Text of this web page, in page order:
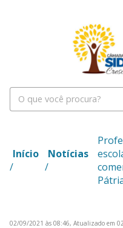
Início
/
Notícias
/
02/09/2021 às 08:46, Atualizado em